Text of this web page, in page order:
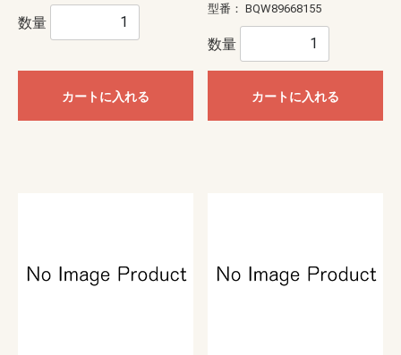
数量
カートに入れる
型番： BQW89668155
数量
カートに入れる